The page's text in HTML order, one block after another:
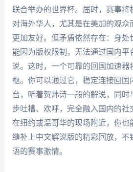
联合举办的世界杯。届时，赛事将
对海外华人，尤其是在美加的观众
更加友好。但矛盾依然存在：身处
能因为版权限制，无法通过国内平
说。这时，一个可靠的回国加速器
枢。你可以通过它，稳定连接回国
台，听着贺炜诗一般的解说，同时
步吐槽、欢呼，完全融入国内的社
在纽约或温哥华的现场附近，你也
缝补上中文解说版的精彩回放，不
语的赛事激情。